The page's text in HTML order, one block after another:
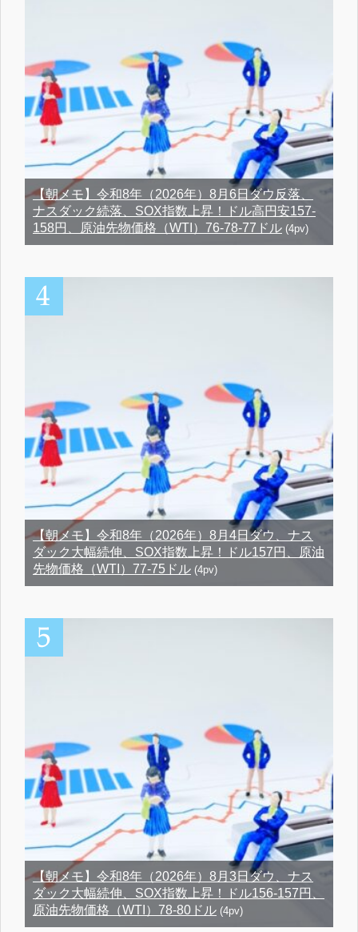
【朝メモ】令和8年（2026年）8月6日ダウ反落、
ナスダック続落、SOX指数上昇！ドル高円安157-
158円、原油先物価格（WTI）76-78-77ドル (4pv)
【朝メモ】令和8年（2026年）8月4日ダウ、ナス
ダック大幅続伸、SOX指数上昇！ドル157円、原油
先物価格（WTI）77-75ドル (4pv)
【朝メモ】令和8年（2026年）8月3日ダウ、ナス
ダック大幅続伸、SOX指数上昇！ドル156-157円、
原油先物価格（WTI）78-80ドル (4pv)